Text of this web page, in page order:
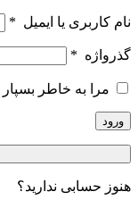
نام کاربری یا ایمیل *
گذرواژه *
مرا به خاطر بسپار
ورود
هنوز حسابی ندارید؟